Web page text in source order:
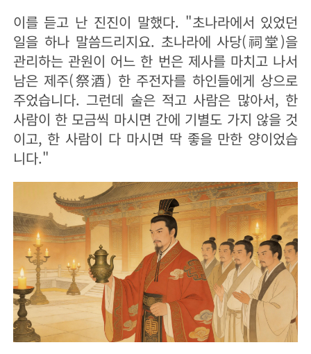
이를 듣고 난 진진이 말했다. "초나라에서 있었던
일을 하나 말씀드리지요. 초나라에 사당(祠堂)을
관리하는 관원이 어느 한 번은 제사를 마치고 나서
남은 제주(祭酒) 한 주전자를 하인들에게 상으로
주었습니다. 그런데 술은 적고 사람은 많아서, 한
사람이 한 모금씩 마시면 간에 기별도 가지 않을 것
이고, 한 사람이 다 마시면 딱 좋을 만한 양이었습
니다."